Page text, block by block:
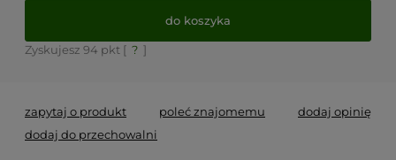
do koszyka
Zyskujesz 94 pkt [ ? ]
zapytaj o produkt poleć znajomemu
dodaj opinię
dodaj do przechowalni